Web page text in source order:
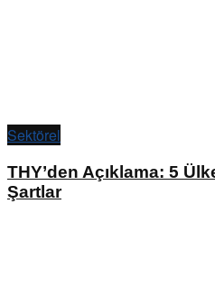
Sektörel
THY’den Açıklama: 5
Şartlar